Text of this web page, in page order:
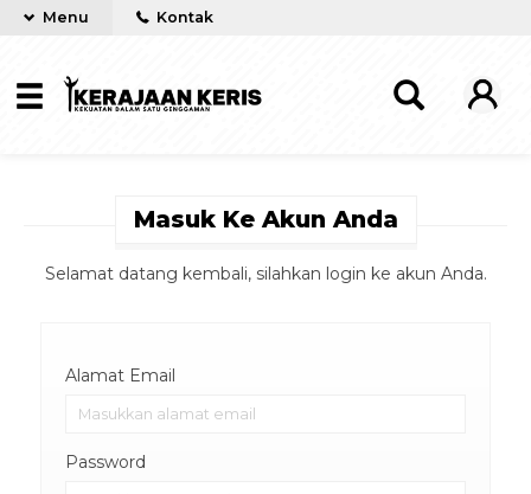
Menu Kontak
Masuk Ke Akun Anda
Selamat datang kembali, silahkan login ke akun Anda.
Alamat Email
Password